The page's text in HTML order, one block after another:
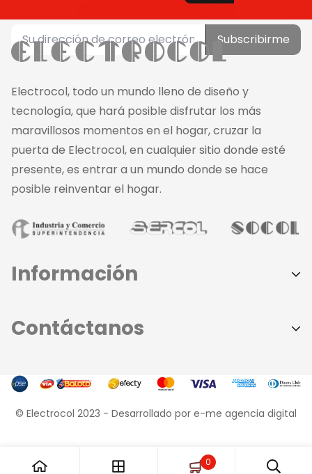
Subscribirme
Electrocol, todo un mundo lleno de diseño y
tecnología, que hará posible disfrutar los más
maravillosos momentos en el hogar, cruzar la
puerta de Electrocol, en cualquier sitio donde esté
presente, es entrar a un mundo donde se hace
posible reinventar el hogar.
Información
Aviso de Privacidad
Políticas de Privacidad
Contáctanos
Conócenos
Contáctanos
- Dirección: Calle 37 # 44 - 109
© Electrocol 2023 - Desarrollado por e-me agencia digital
0